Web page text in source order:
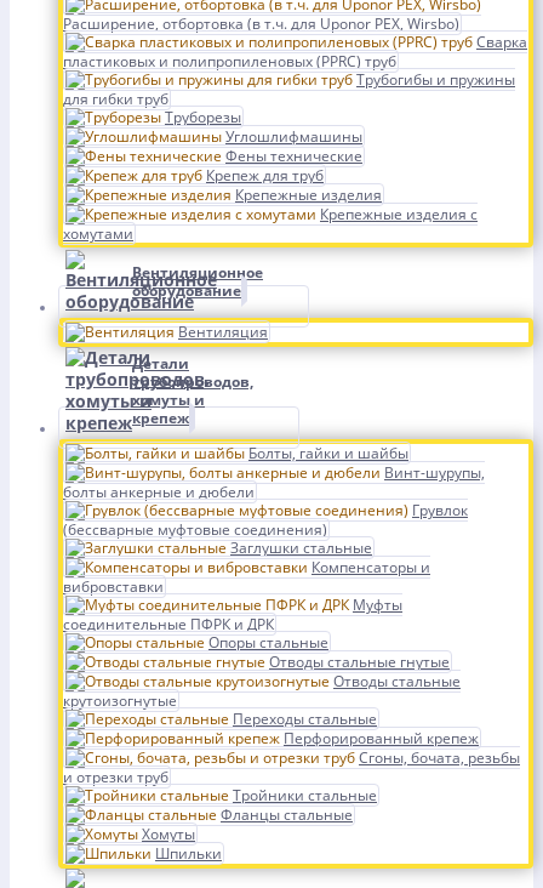
Расширение, отбортовка (в т.ч. для Uponor PEX, Wirsbo)
Сварка
пластиковых и полипропиленовых (PPRC) труб
Трубогибы и пружины
для гибки труб
Труборезы
Углошлифмашины
Фены технические
Крепеж для труб
Крепежные изделия
Крепежные изделия с
хомутами
Вентиляционное
оборудование
Вентиляция
Детали
трубопроводов,
хомуты и
крепеж
Болты, гайки и шайбы
Винт-шурупы,
болты анкерные и дюбели
Грувлок
(бессварные муфтовые соединения)
Заглушки стальные
Компенсаторы и
вибровставки
Муфты
соединительные ПФРК и ДРК
Опоры стальные
Отводы стальные гнутые
Отводы стальные
крутоизогнутые
Переходы стальные
Перфорированный крепеж
Сгоны, бочата, резьбы
и отрезки труб
Тройники стальные
Фланцы стальные
Хомуты
Шпильки